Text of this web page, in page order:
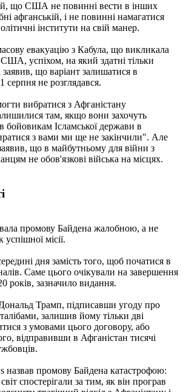
що США не повинні вести в інших
афганській, і не повинні намагатися
інститути на свій манер.
евакуацію з Кабула, що викликала
успіхом, на який здатні тільки
що варіант залишатися в
серпня не розглядався.
вибратися з Афганістану
там, якщо вони захочуть
бойовикам Ісламської держави в
з вами ми ще не закінчили". Але
що в майбутньому для війни з
не обов'язкові війська на місцях.
промову Байдена жалобною, а не
місії.
дня замість того, щоб початися в
Саме цього очікували на завершення
років, зазначило видання.
Трамп, підписавши угоду про
залишив йому тільки дві
з умовами цього договору, або
відправивши в Афганістан тисячі
назвав промову Байдена катастрофою:
спостерігали за тим, як він програв